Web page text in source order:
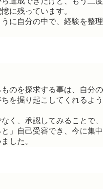
に残っています。
に自分の中で、経験を整理
のを探求する事は、自分の
を掘り起こしてくれるよう
く、承認してみることで、
」自己受容でき、今に集中
した。